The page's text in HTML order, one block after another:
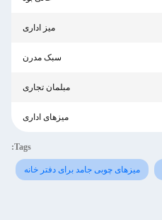
میز اداری
سبک مدرن
مبلمان تجاری
میزهای اداری
Tags:
میزهای چوبی جامد برای دفتر خانه